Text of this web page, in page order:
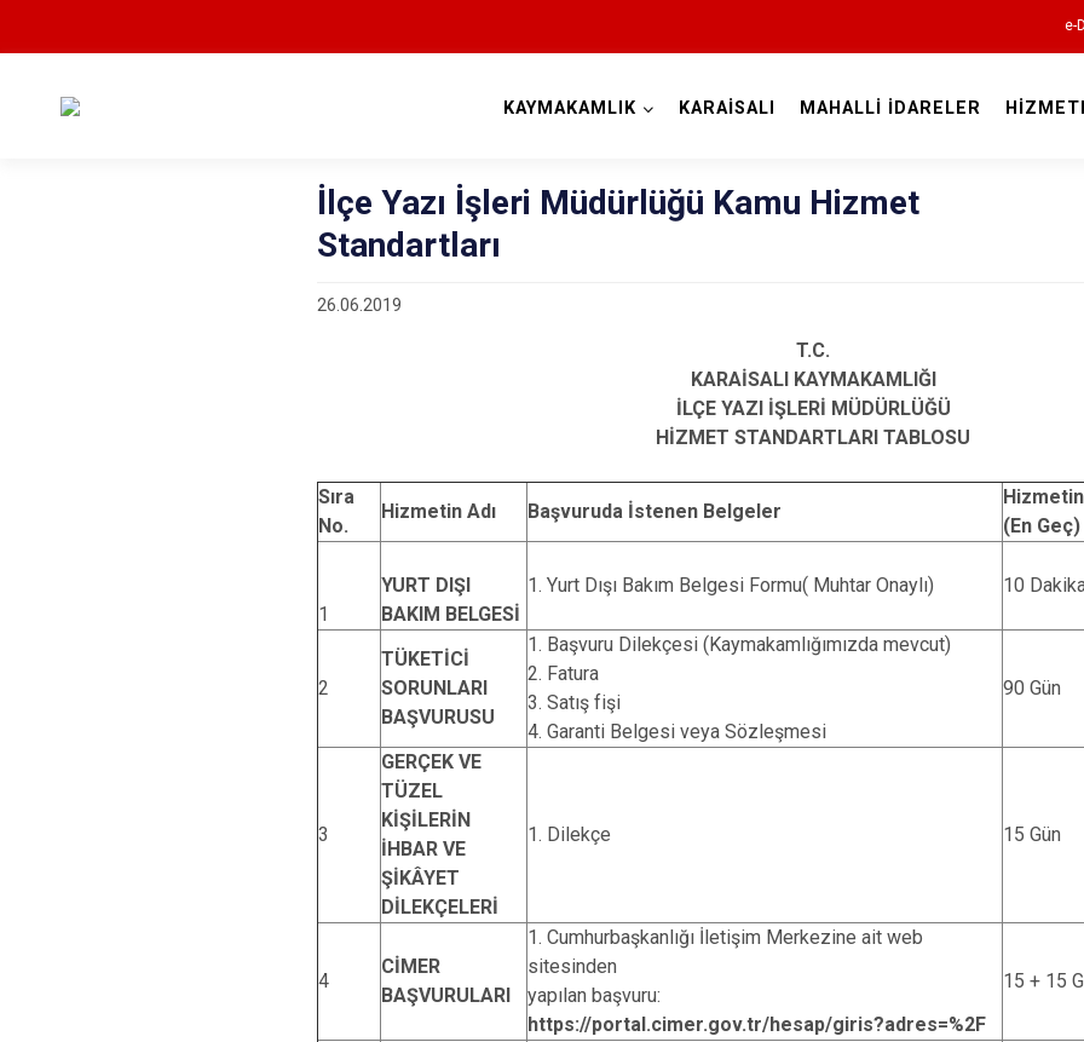
e-
Feke
İmamoğlu
Karaisalı
KAYMAKAMLIK KARAİSALI MAHALLİ İDARELER
İlçe Yazı İşleri Müdürlüğü Kamu Hizmet
Standartları
26.06.2019
T.C.
KARAİSALI KAYMAKAMLIĞI
İLÇE YAZI İŞLERİ MÜDÜRLÜĞÜ
HİZMET STANDARTLARI TABLOSU
Sıra
No.
Hizmetin Adı Başvuruda İstenen Belgeler
(En Geç)
1
YURT DIŞI
BAKIM BELGESİ
1. Yurt Dışı Bakım Belgesi Formu( Muhtar Onaylı) 10
2
TÜKETİCİ
SORUNLARI
BAŞVURUSU
1. Başvuru Dilekçesi (Kaymakamlığımızda mevcut)
2. Fatura
3. Satış fişi
4. Garanti Belgesi veya Sözleşmesi
90 Gün
3
GERÇEK VE
TÜZEL
KİŞİLERİN
İHBAR VE
ŞİKÂYET
DİLEKÇELERİ
1. Dilekçe 15 Gün
4
CİMER
BAŞVURULARI
1. Cumhurbaşkanlığı İletişim Merkezine ait web
sitesinden
yapılan başvuru:
https://portal.cimer.gov.tr/hesap/giris?adres=%2F
15 + 15